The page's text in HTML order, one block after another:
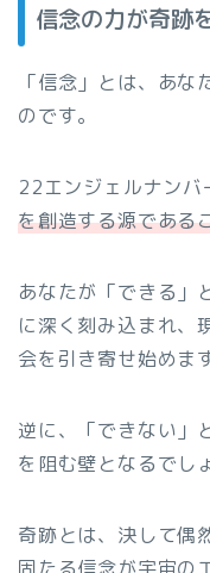
信念の力が奇跡
「信念」とは、あ
のです。
22エンジェルナンバ
を創造する源である
あなたが「できる」
に深く刻み込まれ、
会を引き寄せ始めま
逆に、「できない」
を阻む壁となるでし
奇跡とは、決して偶